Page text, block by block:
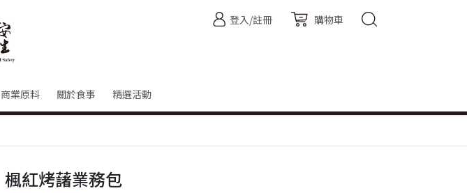
登入/註冊 購物車
商業原料 關於食事 精選活動
楓紅烤藷業務包